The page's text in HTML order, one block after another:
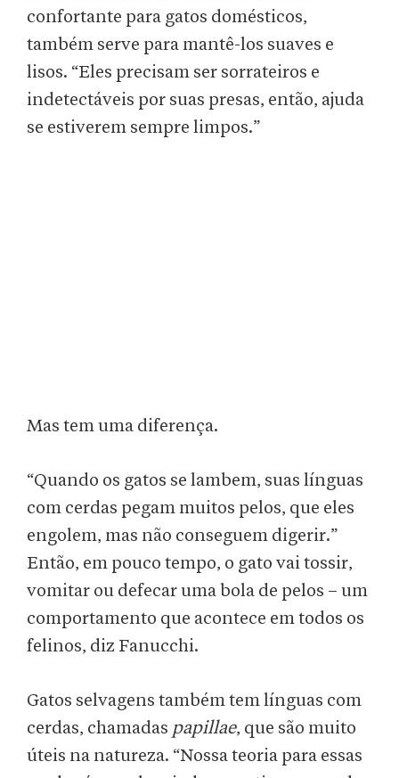
confortante para gatos domésticos,
também serve para mantê-los suaves e
lisos. “Eles precisam ser sorrateiros e
indetectáveis por suas presas, então, ajuda
se estiverem sempre limpos.”
Mas tem uma diferença.
“Quando os gatos se lambem, suas línguas
com cerdas pegam muitos pelos, que eles
engolem, mas não conseguem digerir.”
Então, em pouco tempo, o gato vai tossir,
vomitar ou defecar uma bola de pelos – um
comportamento que acontece em todos os
felinos, diz Fanucchi.
Gatos selvagens também tem línguas com
cerdas, chamadas papillae, que são muito
úteis na natureza. “Nossa teoria para essas